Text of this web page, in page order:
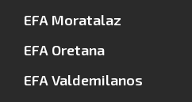
EFA Moratalaz
EFA Oretana
EFA Valdemilanos